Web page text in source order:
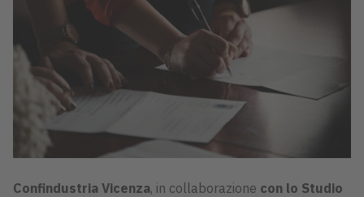
Confindustria Vicenza, in collaborazione con lo Studio